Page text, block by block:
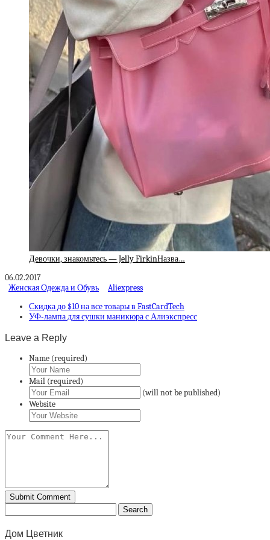
Девочки, знакомьтесь — Jelly FirkinНазва…
06.02.2017
Женская Одежда и Обувь
Aliexpress
Скидка до $10 на все товары в FastCardTech
УФ-лампа для сушки маникюра с Алиэкспресс
Leave a Reply
Name (required)
Mail (required)
(will not be published)
Website
Дом Цветник